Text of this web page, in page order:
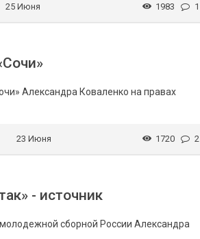
25 Июня 1983 1
Александра Коваленко на правах
23 Июня 1720 2
- источник
сборной России Александра